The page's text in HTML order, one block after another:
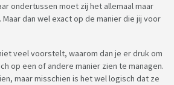
ondertussen moet zij het allemaal maar
dan wel exact op de manier die jij voor
veel voorstelt, waarom dan je er druk om
op een of andere manier zien te managen.
maar misschien is het wel logisch dat ze